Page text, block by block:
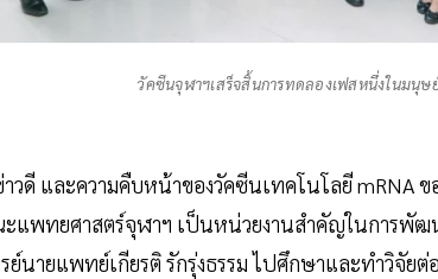
วัคซีนจุฬาฯเสร็จสิ้นการทดลองเฟสหนึ่งในมนุษ
าวดี และความคืบหน้าของวัคซีนเทคโนโลยี
แพทยศาสตร์จุฬาฯ เป็นหน่วยงานสำคัญในการพัฒ
รย์นายแพทย์เกียรติ รักรุ่งธรรม ไปศึกษาและทำวิจั